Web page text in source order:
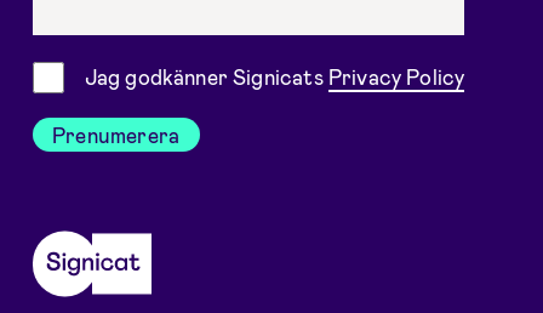
SamtyckeJag godkänner Signicats Privacy Policy
Prenumerera